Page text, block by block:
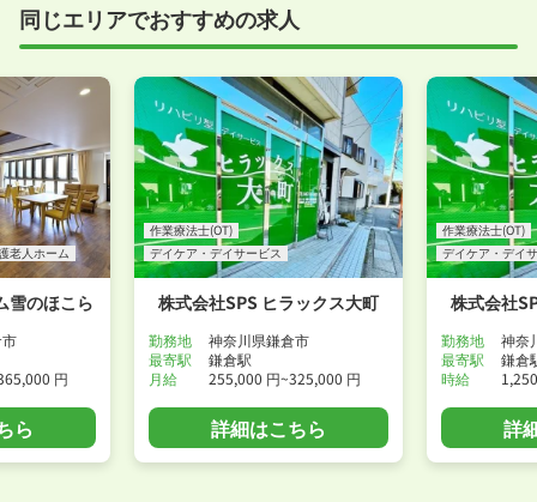
事前に確認することは可能ですので、お気軽にお申し
付けください！
同じエリアでおすすめの求人
老人ホーム
雪のほこら
円
ら
作業療法士(OT)
デイケア・デイサービス
株式会社SPS ヒラックス大町
勤務地
神奈川県鎌倉市
最寄駅
鎌倉駅
月給
255,000 円~325,000 円
詳細はこちら
作業療法士(OT)
デイケア・デイ
株式会社
勤務地
神奈
最寄駅
鎌倉
時給
詳